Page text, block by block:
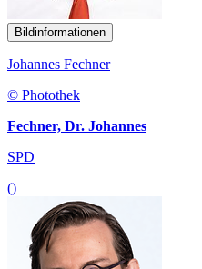
Bildinformationen
Johannes Fechner
© Photothek
Fechner, Dr. Johannes
SPD
()